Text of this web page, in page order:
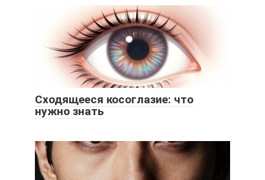
Сходящееся косоглазие: что
нужно знать